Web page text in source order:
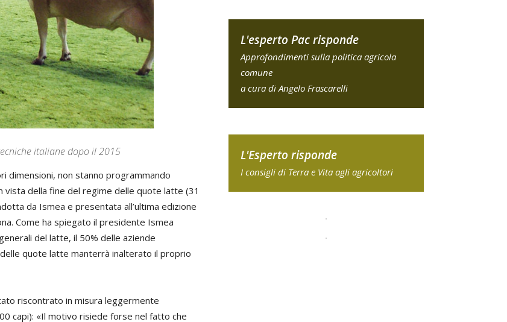
italiane dopo il 2015
dimensioni, non stanno programmando
vista della fine del regime delle quote latte (31
da Ismea e presentata all’ultima edizione
Come ha spiegato il presidente Ismea
del latte, il 50% delle aziende
quote latte manterrà inalterato il proprio
riscontrato in misura leggermente
capi): «Il motivo risiede forse nel fatto che
L'esperto Pac risponde
Approfondimenti sulla politica agricola
comune
a cura di Angelo Frascarelli
L'Esperto risponde
I consigli di Terra e Vita agli agricoltori